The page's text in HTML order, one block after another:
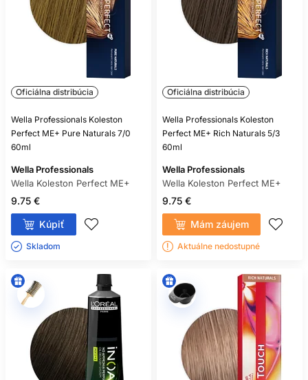
Oficiálna distribúcia
Wella Professionals Koleston
Perfect ME+ Pure Naturals 7/0
60ml
Wella Professionals
Wella Koleston Perfect ME+
9.75 €
Kúpiť
Skladom ㅤ
Oficiálna distribúcia
Wella Professionals Koleston
Perfect ME+ Rich Naturals 5/3
60ml
Wella Professionals
Wella Koleston Perfect ME+
9.75 €
Mám záujem
Aktuálne nedostupné